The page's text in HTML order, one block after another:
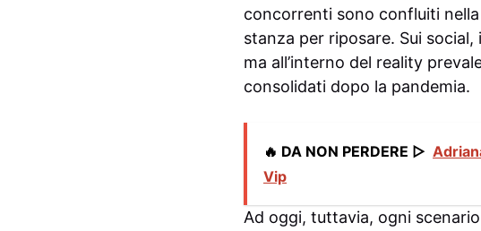
concorrenti sono confluiti nella
stanza per riposare. Sui
ma all’interno del reality
consolidati dopo la pandemia.
🔥 DA NON PERDERE ▷
Vip
Ad oggi, tuttavia, ogni